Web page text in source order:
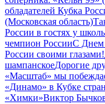
обладателей Кубка
(Московская область)
России в гостях у
чемпион РоссииС Днем
России своими глазами!
шампанскоеДорогие
«Масштаб» мы
«Динамо» в Кубке
«Химки»Виктор